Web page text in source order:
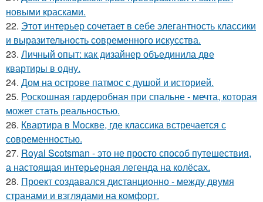
новыми красками.
22. Этот интерьер сочетает в себе элегантность классики
и выразительность современного искусства.
23. Личный опыт: как дизайнер объединила две
квартиры в одну.
24. Дом на острове патмос с душой и историей.
25. Роскошная гардеробная при спальне - мечта, которая
может стать реальностью.
26. Квартира в Москве, где классика встречается с
современностью.
27. Royal Scotsman - это не просто способ путешествия,
а настоящая интерьерная легенда на колёсах.
28. Проект создавался дистанционно - между двумя
странами и взглядами на комфорт.